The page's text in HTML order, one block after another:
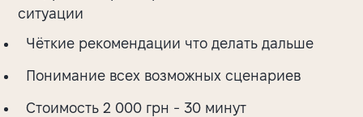
ситуации
Чёткие рекомендации что делать дальше
Понимание всех возможных сценариев
Стоимость 2 000 грн - 30 минут